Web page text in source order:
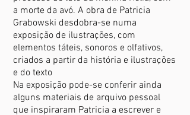
a morte da avó. A obra de Patricia
Grabowski desdobra-se numa
exposição de ilustrações, com
elementos táteis, sonoros e olfativos,
criados a partir da história e ilustrações
e do texto
Na exposição pode-se conferir ainda
alguns materiais de arquivo pessoal
que inspiraram Patricia a escrever e